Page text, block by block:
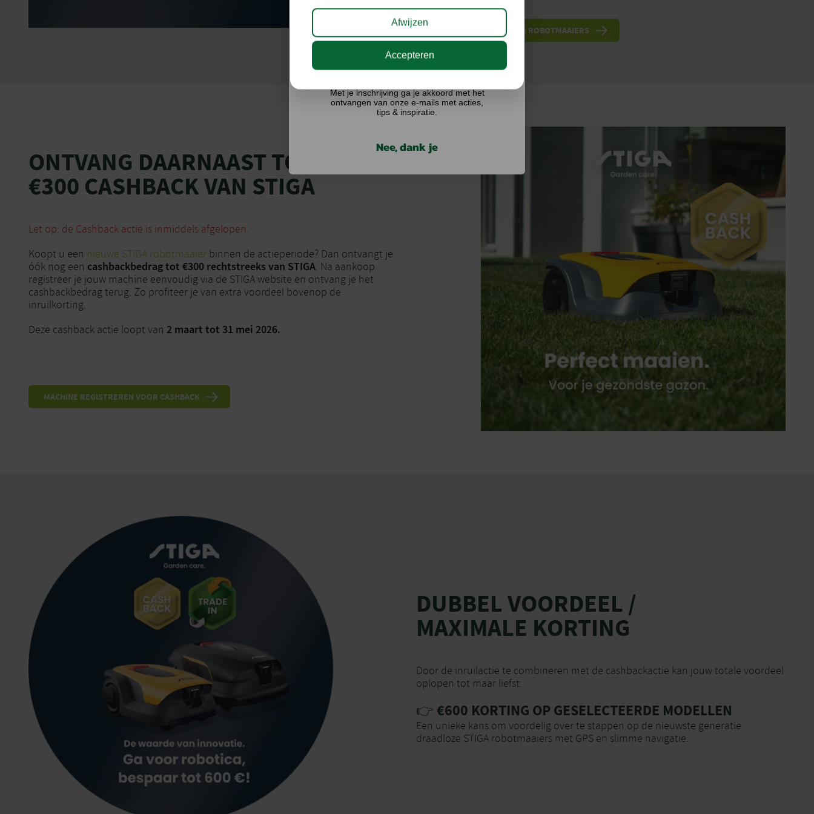
BEKIJK DE NIEUWE STIGA ROBOTMAAIERS
ONTVANG DAARNAAST TOT
€300 CASHBACK VAN STIGA
Let op: de Cashback actie is inmiddels afgelopen.
Koopt u een nieuwe STIGA robotmaaier binnen de actieperiode? Dan ontvangt je
óók nog een cashbackbedrag tot €300 rechtstreeks van STIGA. Na aankoop
registreer je jouw machine eenvoudig via de STIGA website en ontvang je het
cashbackbedrag terug. Zo profiteer je van extra voordeel bovenop de
inruilkorting.
Deze cashback actie loopt van 2 maart tot 31 mei 2026.
MACHINE REGISTREREN VOOR CASHBACK
DUBBEL VOORDEEL /
MAXIMALE KORTING
Door de inruilactie te combineren met de cashbackactie kan jouw totale voordeel
oplopen tot maar liefst:
👉 €600 KORTING OP GESELECTEERDE MODELLEN
Een unieke kans om voordelig over te stappen op de nieuwste generatie
draadloze STIGA robotmaaiers met GPS en slimme navigatie.
Afwijzen
Accepteren
Ik doe graag mee!
Met je inschrijving ga je akkoord met het
ontvangen van onze e-mails met acties,
tips & inspiratie.
Nee, dank je